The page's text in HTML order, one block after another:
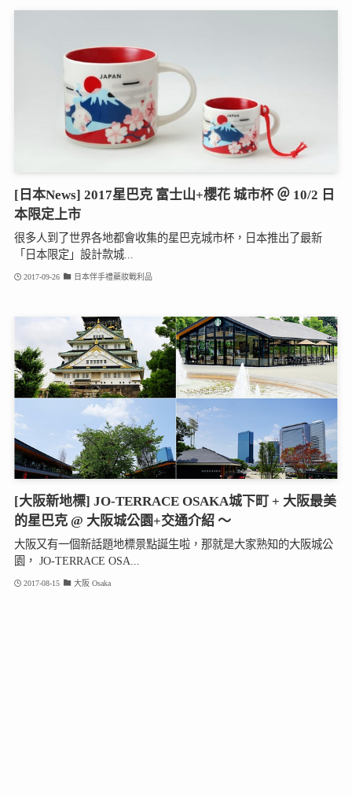
[日本News] 2017星巴克 富士山+櫻花 城市杯 ＠ 10/2 日
本限定上市
很多人到了世界各地都會收集的星巴克城市杯，日本推出了最新
「日本限定」設計款城...
2017-09-26 日本伴手禮藥妝戰利品
[大阪新地標] JO-TERRACE OSAKA城下町 + 大阪最美
的星巴克 @ 大阪城公園+交通介紹 ～
大阪又有一個新話題地標景點誕生啦，那就是大家熟知的大阪城公
園， JO-TERRACE OSA...
2017-08-15 大阪 Osaka